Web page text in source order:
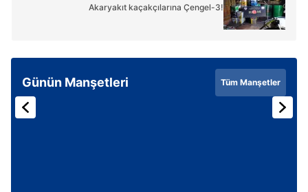
Akaryakıt kaçakçılarına Çengel-3!
Günün Manşetleri Tüm Manşetler